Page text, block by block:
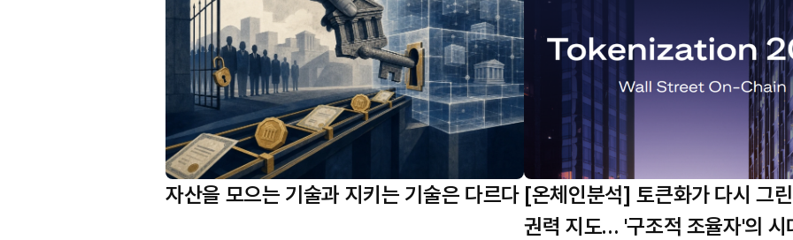
자산을 모으는 기술과 지키는 기술은 다르다 [온체인분석] 토큰화가 다시 그
권력 지도… '구조적 조율자'의 시